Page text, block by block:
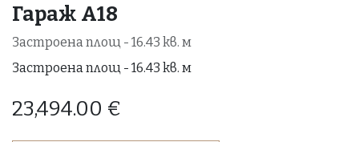
Гараж А18
Застроена площ - 16.43 кв. м
Застроена площ - 16.43 кв. м
23,494.00 €